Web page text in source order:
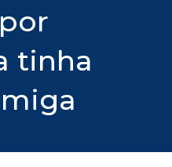
tinha